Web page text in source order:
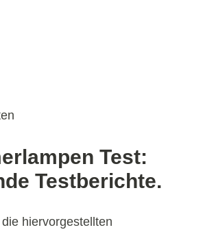
Test:
Testberichte.
hiervorgestellten